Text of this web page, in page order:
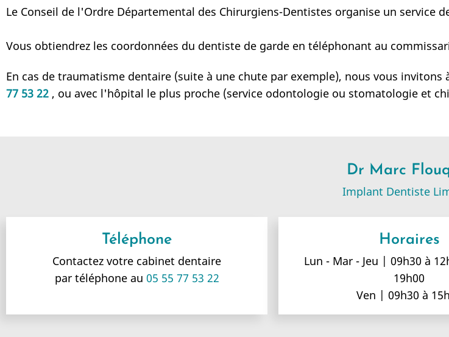
Le Conseil de l'Ordre Départemental des Chirurgiens-Dentistes organise un service
Vous obtiendrez les coordonnées du dentiste de garde en téléphonant au
En cas de traumatisme dentaire (suite à une chute par exemple), nous vous
77 53 22 ‎ , ou avec l'hôpital le plus proche (service odontologie ou stomatologie et
Dr Marc
Implant Dentiste
Téléphone
Contactez votre cabinet dentaire
par téléphone au 05 55 77 53 22
Horaires
Lun - Mar - Jeu | 09h30 à
19h00
Ven | 09h30 à